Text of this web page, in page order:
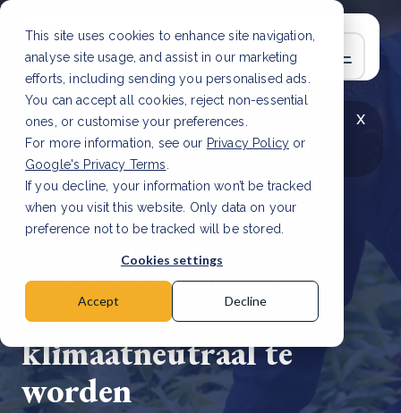
This site uses cookies to enhance site navigation,
analyse site usage, and assist in our marketing
efforts, including sending you personalised ads.
You can accept all cookies, reject non-essential
ones, or customise your preferences.
For more information, see our Privacy Policy or
Google's Privacy Terms
If you decline, your information won’t be tracked
when you visit this website. Only data on your
preference not to be tracked will be stored.
Cookies settings
Accept Decline
x
LAATSTE ARTIKEL
CSRD en uw positie als
leverancier: wat verandert er in 2026?Lees
artikel
Hoe CO₂-compensatie
helpt om
klimaatneutraal te
worden